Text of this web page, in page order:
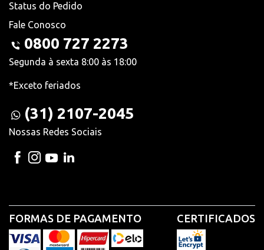
Status do Pedido
Fale Conosco
0800 727 2273
Segunda à sexta 8:00 às 18:00
*Exceto feriados
(31) 2107-2045
Nossas Redes Sociais
FORMAS DE PAGAMENTO CERTIFICADOS